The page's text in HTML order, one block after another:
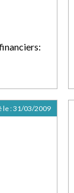
le :31/03/2009